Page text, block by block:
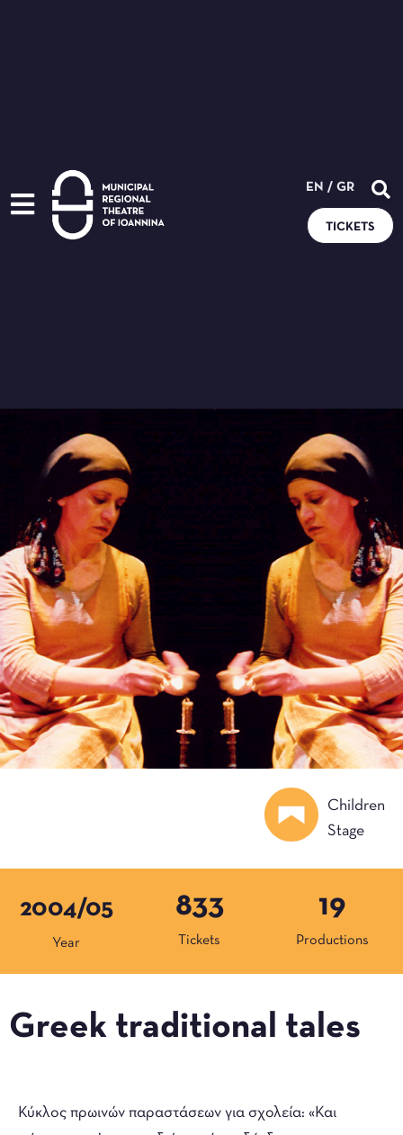
EN / GR
TICKETS
Children
Stage
2004/05
Year Tickets
833
Productions
19
Greek traditional tales
Κύκλος πρωινών παραστάσεων για σχολεία: «Και